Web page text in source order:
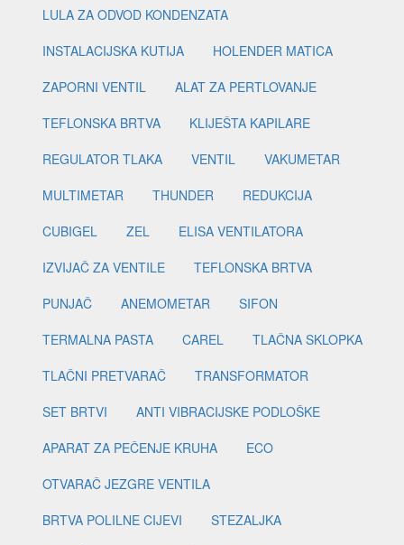
LULA ZA ODVOD KONDENZATA
INSTALACIJSKA KUTIJA
HOLENDER MATICA
ZAPORNI VENTIL
ALAT ZA PERTLOVANJE
TEFLONSKA BRTVA
KLIJEŠTA KAPILARE
REGULATOR TLAKA
VENTIL
VAKUMETAR
MULTIMETAR
THUNDER
REDUKCIJA
CUBIGEL
ZEL
ELISA VENTILATORA
IZVIJAČ ZA VENTILE
TEFLONSKA BRTVA
PUNJAČ
ANEMOMETAR
SIFON
TERMALNA PASTA
CAREL
TLAČNA SKLOPKA
TLAČNI PRETVARAČ
TRANSFORMATOR
SET BRTVI
ANTI VIBRACIJSKE PODLOŠKE
APARAT ZA PEČENJE KRUHA
ECO
OTVARAČ JEZGRE VENTILA
BRTVA POLILNE CIJEVI
STEZALJKA